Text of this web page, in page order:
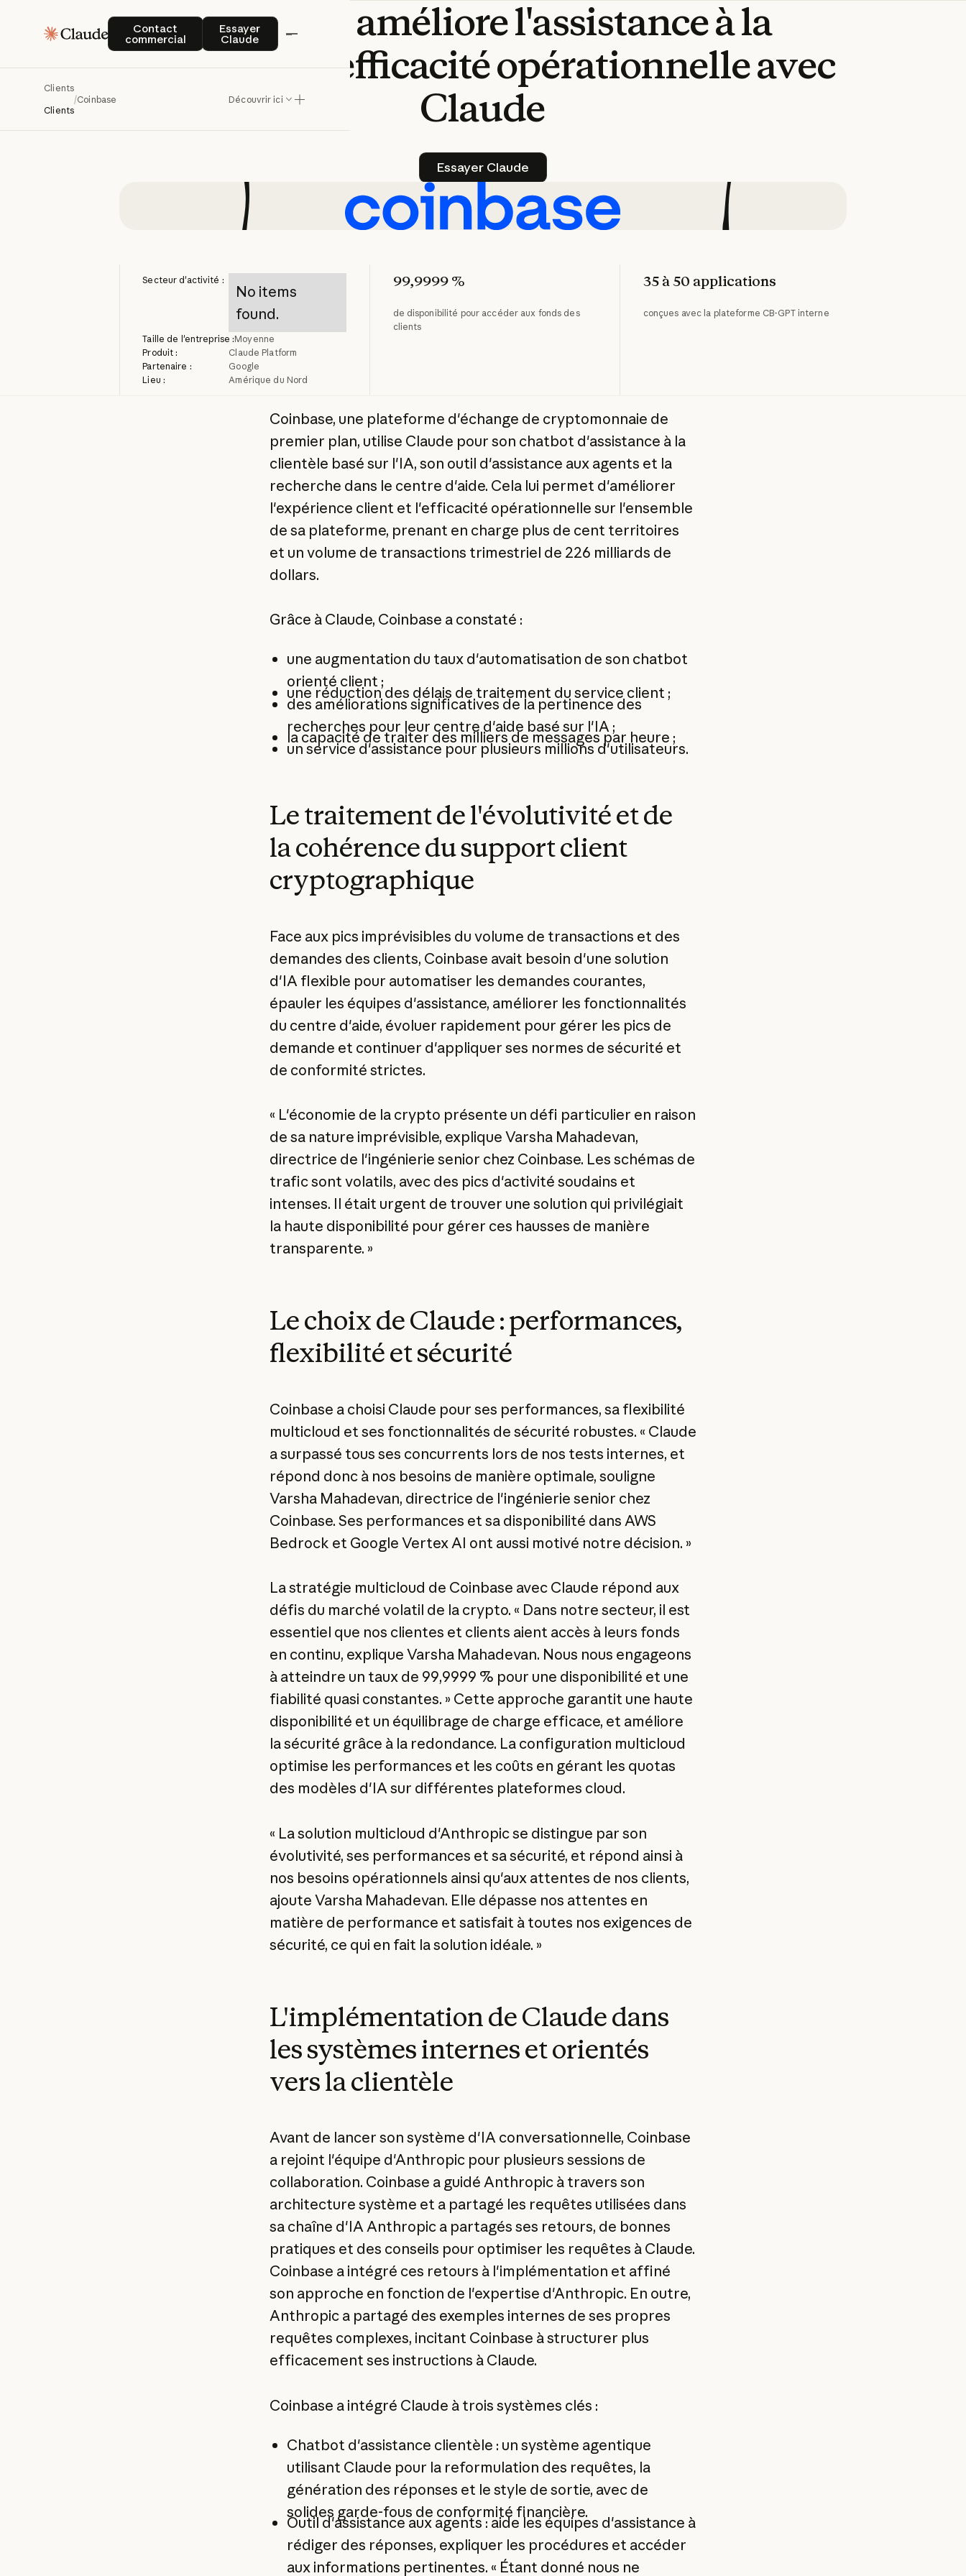
Contact
commercial
Contact commercial
Essayer
Claude
Essayer Claude
Clients
Clients
/Coinbase Découvrir ici
Coinbase améliorel'assistanceàla
clientèleetl'efficacitéopérationnelleavec
Claude
Essayer Claude
Essayer Claude
Secteur d'activité :
No items
found.
Taille de l'entreprise :Moyenne
Produit :
Claude Platform
Partenaire :
Google
Lieu :
Amérique du Nord
99,9999 %
de disponibilité pour accéder aux fonds des
clients
35 à 50 applications
conçues avec la plateforme CB-GPT interne
Coinbase, une plateforme d'échange de cryptomonnaie de
premier plan, utilise Claude pour son chatbot d'assistance à la
clientèle basé sur l'IA, son outil d'assistance aux agents et la
recherche dans le centre d'aide. Cela lui permet d'améliorer
l'expérience client et l'efficacité opérationnelle sur l'ensemble
de sa plateforme, prenant en charge plus de cent territoires
et un volume de transactions trimestriel de 226 milliards de
dollars.
Grâce à Claude, Coinbase a constaté :
une augmentation du taux d'automatisation de son chatbot
orienté client ;
une réduction des délais de traitement du service client ;
des améliorations significatives de la pertinence des
recherches pour leur centre d'aide basé sur l'IA ;
la capacité de traiter des milliers de messages par heure ;
un service d'assistance pour plusieurs millions d'utilisateurs.
Le traitement de l'évolutivité et de
la cohérence du support client
cryptographique
Face aux pics imprévisibles du volume de transactions et des
demandes des clients, Coinbase avait besoin d'une solution
d'IA flexible pour automatiser les demandes courantes,
épauler les équipes d'assistance, améliorer les fonctionnalités
du centre d'aide, évoluer rapidement pour gérer les pics de
demande et continuer d'appliquer ses normes de sécurité et
de conformité strictes.
« L'économie de la crypto présente un défi particulier en raison
de sa nature imprévisible, explique Varsha Mahadevan,
directrice de l'ingénierie senior chez Coinbase. Les schémas de
trafic sont volatils, avec des pics d'activité soudains et
intenses. Il était urgent de trouver une solution qui privilégiait
la haute disponibilité pour gérer ces hausses de manière
transparente. »
Le choix de Claude : performances,
flexibilité et sécurité
Coinbase a choisi Claude pour ses performances, sa flexibilité
multicloud et ses fonctionnalités de sécurité robustes. « Claude
a surpassé tous ses concurrents lors de nos tests internes, et
répond donc à nos besoins de manière optimale, souligne
Varsha Mahadevan, directrice de l'ingénierie senior chez
Coinbase. Ses performances et sa disponibilité dans AWS
Bedrock et Google Vertex AI ont aussi motivé notre décision. »
La stratégie multicloud de Coinbase avec Claude répond aux
défis du marché volatil de la crypto. « Dans notre secteur, il est
essentiel que nos clientes et clients aient accès à leurs fonds
en continu, explique Varsha Mahadevan. Nous nous engageons
à atteindre un taux de 99,9999 % pour une disponibilité et une
fiabilité quasi constantes. » Cette approche garantit une haute
disponibilité et un équilibrage de charge efficace, et améliore
la sécurité grâce à la redondance. La configuration multicloud
optimise les performances et les coûts en gérant les quotas
des modèles d'IA sur différentes plateformes cloud.
« La solution multicloud d'Anthropic se distingue par son
évolutivité, ses performances et sa sécurité, et répond ainsi à
nos besoins opérationnels ainsi qu'aux attentes de nos clients,
ajoute Varsha Mahadevan. Elle dépasse nos attentes en
matière de performance et satisfait à toutes nos exigences de
sécurité, ce qui en fait la solution idéale. »
L'implémentation de Claude dans
les systèmes internes et orientés
vers la clientèle
Avant de lancer son système d'IA conversationnelle, Coinbase
a rejoint l'équipe d'Anthropic pour plusieurs sessions de
collaboration. Coinbase a guidé Anthropic à travers son
architecture système et a partagé les requêtes utilisées dans
sa chaîne d'IA Anthropic a partagés ses retours, de bonnes
pratiques et des conseils pour optimiser les requêtes à Claude.
Coinbase a intégré ces retours à l'implémentation et affiné
son approche en fonction de l'expertise d'Anthropic. En outre,
Anthropic a partagé des exemples internes de ses propres
requêtes complexes, incitant Coinbase à structurer plus
efficacement ses instructions à Claude.
Coinbase a intégré Claude à trois systèmes clés :
Chatbot d'assistance clientèle : un système agentique
utilisant Claude pour la reformulation des requêtes, la
génération des réponses et le style de sortie, avec de
solides garde-fous de conformité financière.
Outil d'assistance aux agents : aide les équipes d'assistance à
rédiger des réponses, expliquer les procédures et accéder
aux informations pertinentes. « Étant donné nous ne